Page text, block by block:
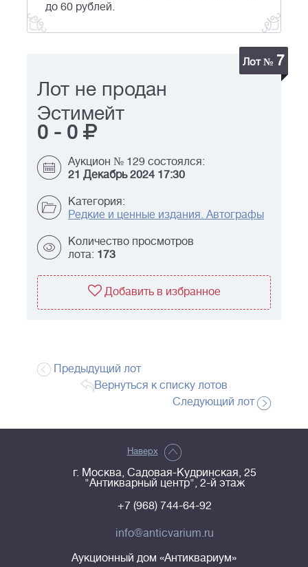
до 60 рублей.
Лот № 7
Лот не продан
Эстимейт
0 - 0
Аукцион № 129 состоялся:
21 Декабрь 2024 17:30
Категория:
Редкие и ценные издания. Автографы
Количество просмотров
лота: 173
Добавить в избранное
Предыдущий лот
Вернуться к списку лотов
Следующий лот
Наверх
г. Москва, Садовая-Кудринская, 25
"Антикварный центр", 2-й этаж
+7 (968) 744-64-92
info@anticvarium.ru
Аукционный дом «Антиквариум»